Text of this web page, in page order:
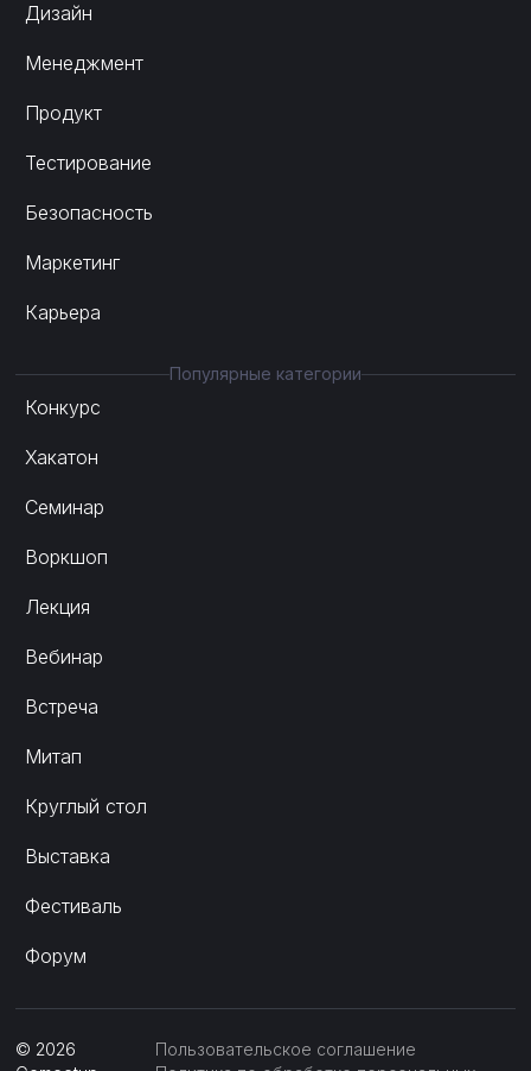
Дизайн
Менеджмент
Продукт
Тестирование
Безопасность
Маркетинг
Карьера
Популярные категории
Конкурс
Хакатон
Семинар
Воркшоп
Лекция
Вебинар
Встреча
Митап
Круглый стол
Выставка
Фестиваль
Форум
© 2026
Пользовательское соглашение